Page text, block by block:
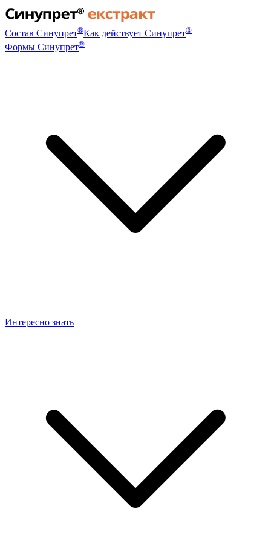
Состав Синупрет®Как действует Синупрет®
Формы Синупрет®
Интересно знать